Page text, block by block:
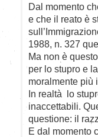
Dal momento
e che il reato è
1988, n. 327
Ma non è
per lo stupro e
moralmente più
In realtà lo
inaccettabili.
questione: il
E dal momento